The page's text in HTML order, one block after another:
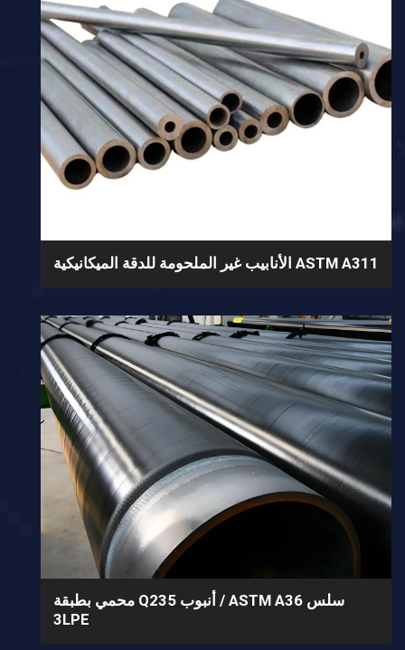
ASTM A311 الأنابيب غير الملحومة للدقة الميكانيكية
سلس ASTM A36 / أنبوب Q235 محمي بطبقة
3LPE